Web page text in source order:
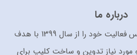
درباره ما
سایت پرو جی اف ایکس فعالیت خود را از سال 1399 با هدف
و مورد نیاز تدوین و ساخت کلیپ برای